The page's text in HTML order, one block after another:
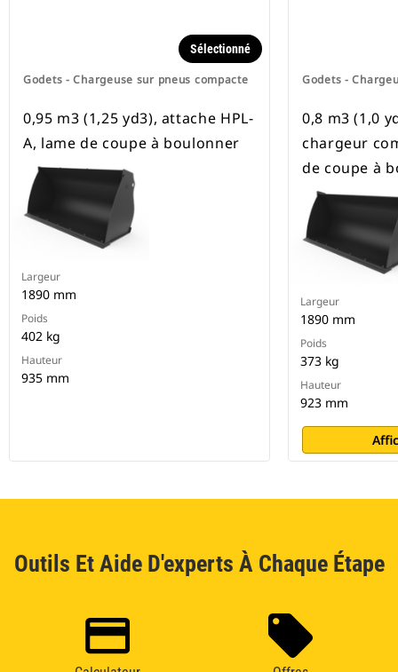
Godets - Chargeuse sur pneus compacte
Sélectionné
0,95 m3 (1,25 yd3), attache HPL-
A, lame de coupe à boulonner
Largeur
1890 mm
Poids
402 kg
Hauteur
935 mm
Godets -
0,8 m3 (1,0
chargeur
de coupe à
Largeur
1890 mm
Poids
373 kg
Hauteur
923 mm
Outils Et Aide D'experts À Chaque Étape